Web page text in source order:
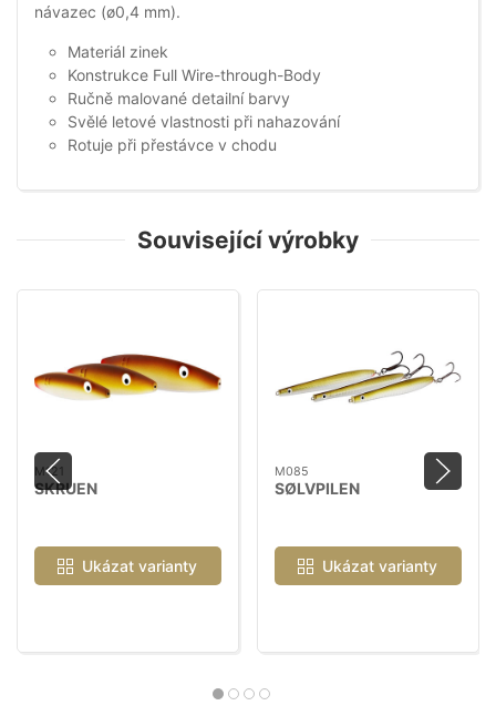
návazec (ø0,4 mm).
Materiál zinek
Konstrukce Full Wire-through-Body
Ručně malované detailní barvy
Svělé letové vlastnosti při nahazování
Rotuje při přestávce v chodu
Související výrobky
M121
SKRUEN
Ukázat varianty
M085
SØLVPILEN
Ukázat varianty